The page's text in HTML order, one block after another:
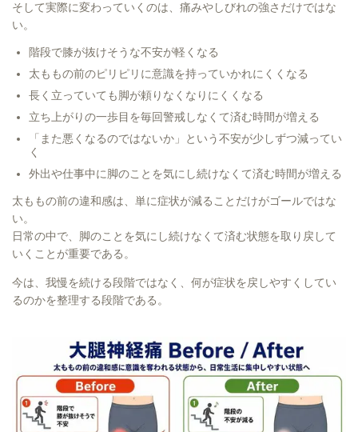
そして実際に変わっていくのは、痛みやしびれの強さだけではな
い。
階段で膝が抜けそうな不安が軽くなる
太ももの前のピリピリに意識を持っていかれにくくなる
長く立っていても脚が頼りなくなりにくくなる
立ち上がりの一歩目を毎回警戒しなくて済む時間が増える
「また悪くなるのではないか」という不安が少しずつ減ってい
く
外出や仕事中に脚のことを気にし続けなくて済む時間が増える
太ももの前の違和感は、単に症状が減ることだけがゴールではな
い。
日常の中で、脚のことを気にし続けなくて済む状態を取り戻して
いくことが重要である。
今は、我慢を続ける段階ではなく、何が症状を戻しやすくしてい
るのかを整理する段階である。